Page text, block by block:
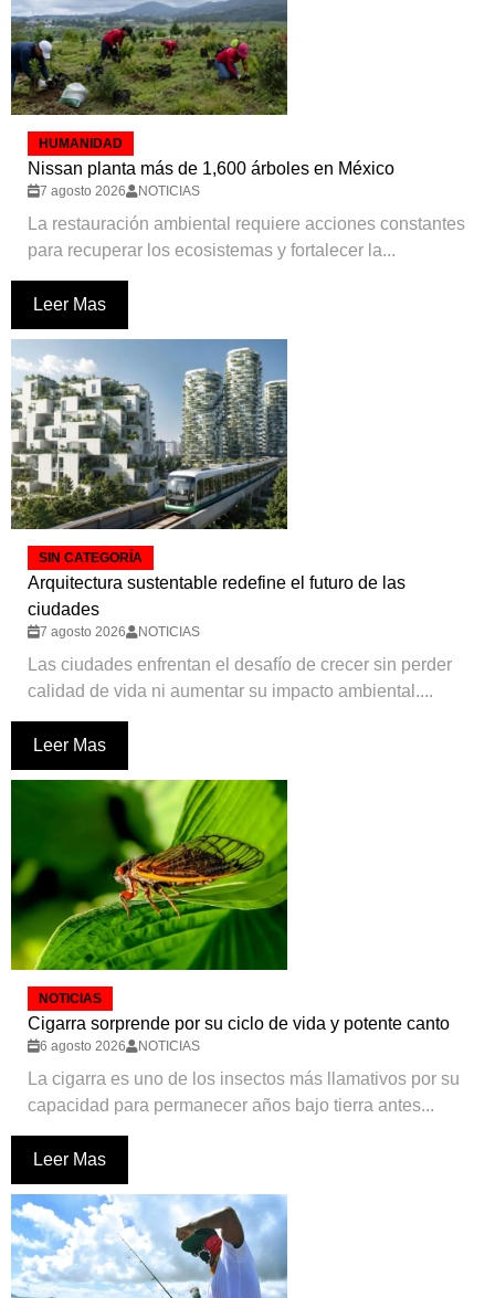
HUMANIDAD
Nissan planta más de 1,600 árboles en México
7 agosto 2026 NOTICIAS
La restauración ambiental requiere acciones constantes
para recuperar los ecosistemas y fortalecer la...
Leer Mas
SIN CATEGORÍA
Arquitectura sustentable redefine el futuro de las
ciudades
7 agosto 2026 NOTICIAS
Las ciudades enfrentan el desafío de crecer sin perder
calidad de vida ni aumentar su impacto ambiental....
Leer Mas
NOTICIAS
Cigarra sorprende por su ciclo de vida y potente canto
6 agosto 2026 NOTICIAS
La cigarra es uno de los insectos más llamativos por su
capacidad para permanecer años bajo tierra antes...
Leer Mas